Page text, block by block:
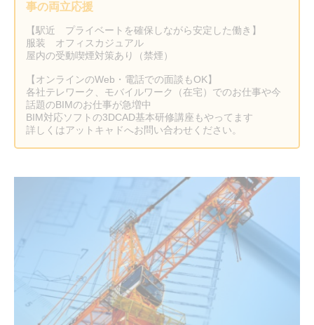
事の両立応援
【駅近 プライベートを確保しながら安定した働き】
服装 オフィスカジュアル
屋内の受動喫煙対策あり（禁煙）
【オンラインのWeb・電話での面談もOK】
各社テレワーク、モバイルワーク（在宅）でのお仕事や今
話題のBIMのお仕事が急増中
BIM対応ソフトの3DCAD基本研修講座もやってます
詳しくはアットキャドへお問い合わせください。